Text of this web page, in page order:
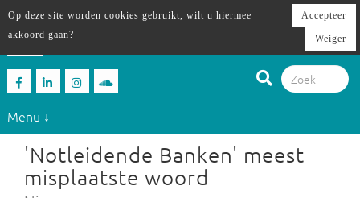
Menu ↓
'Notleidende Banken' meest
misplaatste woord
Op deze site worden cookies gebruikt, wilt u hiermee
akkoord gaan?
Accepteer
Weiger